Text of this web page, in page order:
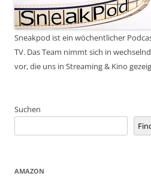
Sneakpod ist ein wöchentlicher
TV. Das Team nimmt sich in
vor, die uns in Streaming & Kino
Suchen
AMAZON